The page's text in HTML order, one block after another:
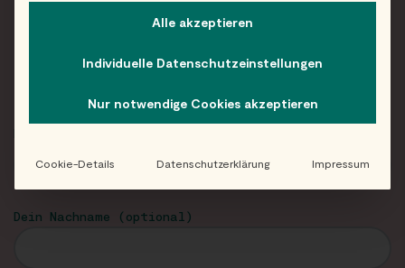
FRISCH INFORMIERT
Dein Nachname (optional)
Alle akzeptieren
Individuelle Datenschutzeinstellungen
Nur notwendige Cookies akzeptieren
Cookie-Details Datenschutzerklärung Impressum